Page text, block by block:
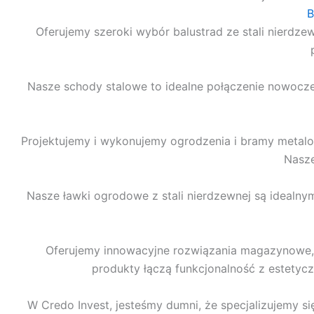
Oferujemy szeroki wybór balustrad ze stali
Nasze schody stalowe to idealne połączenie
Projektujemy i wykonujemy ogrodzenia i bramy
Nasze ławki ogrodowe z stali nierdzewnej są
Oferujemy innowacyjne rozwiązania
produkty łączą funkcjonalność z
W Credo Invest, jesteśmy dumni, że specjalizujemy